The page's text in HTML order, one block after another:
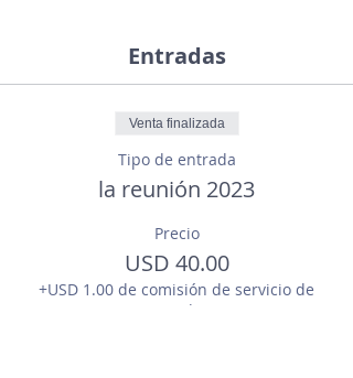
Entradas
Venta finalizada
Tipo de entrada
la reunión 2023
Precio
USD 40.00
+USD 1.00 de comisión de servicio de
entradas